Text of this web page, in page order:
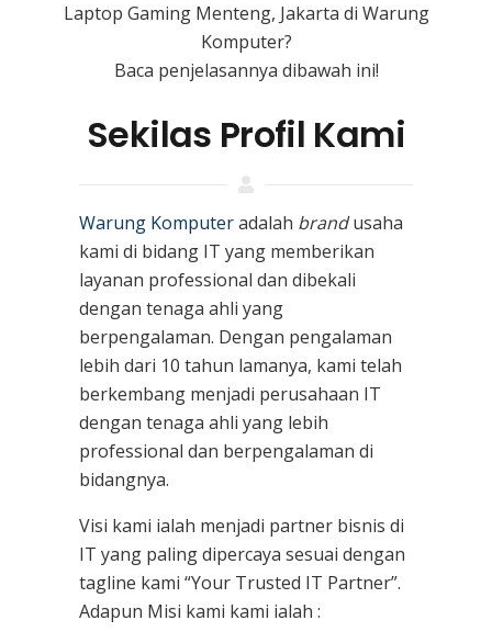
Laptop Gaming Menteng, Jakarta di Warung
Komputer?
Baca penjelasannya dibawah ini!
Sekilas Profil Kami
Warung Komputeradalah brandusaha
kami di bidang IT yang memberikan
layanan professional dan dibekali
dengan tenaga ahli yang
berpengalaman. Dengan pengalaman
lebih dari 10 tahun lamanya, kami telah
berkembang menjadi perusahaan IT
dengan tenaga ahli yang lebih
professional dan berpengalaman di
bidangnya.
Visi kami ialah menjadi partner bisnis di
IT yang paling dipercaya sesuai dengan
tagline kami “Your Trusted IT Partner”.
Adapun Misi kami kami ialah :